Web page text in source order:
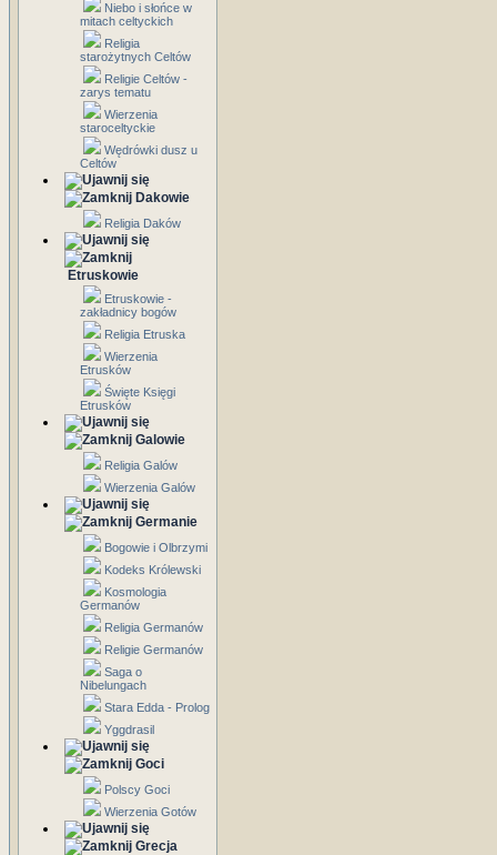
Niebo i słońce w
mitach celtyckich
Religia
starożytnych Celtów
Religie Celtów -
zarys tematu
Wierzenia
staroceltyckie
Wędrówki dusz u
Celtów
Dakowie
Religia Daków
Etruskowie
Etruskowie -
zakładnicy bogów
Religia Etruska
Wierzenia
Etrusków
Święte Księgi
Etrusków
Galowie
Religia Galów
Wierzenia Galów
Germanie
Bogowie i Olbrzymi
Kodeks Królewski
Kosmologia
Germanów
Religia Germanów
Religie Germanów
Saga o
Nibelungach
Stara Edda - Prolog
Yggdrasil
Goci
Polscy Goci
Wierzenia Gotów
Grecja